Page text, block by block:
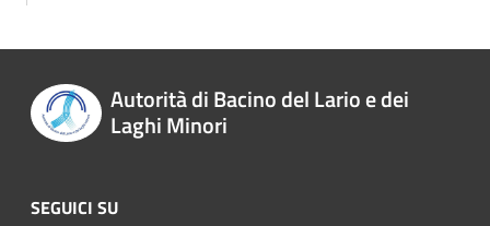
Autorità di Bacino del Lario e dei
Laghi Minori
SEGUICI SU